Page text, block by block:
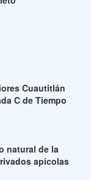
Cuautitlán
C de Tiempo
natural de la
apícolas